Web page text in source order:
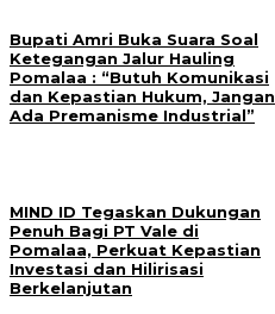
Bupati Amri Buka Suara Soal
Ketegangan Jalur Hauling
Pomalaa : “Butuh Komunikasi
dan Kepastian Hukum, Jangan
Ada Premanisme Industrial”
MIND ID Tegaskan Dukungan
Penuh Bagi PT Vale di
Pomalaa, Perkuat Kepastian
Investasi dan Hilirisasi
Berkelanjutan